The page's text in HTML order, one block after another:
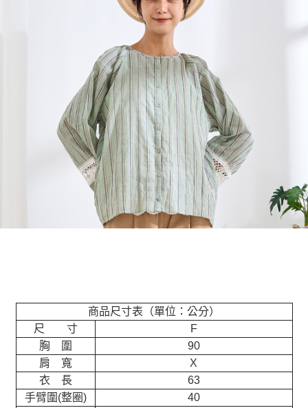
商品尺寸表（單位：公分）
尺 寸
F
胸 圍
90
肩 寬
X
衣 長
63
手臂圍(整圈)
40